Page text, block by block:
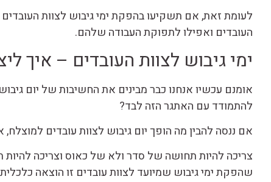
לעומת זאת, אם תשקיעו בהפקת ימי גיבוש לצוות
העובדים ואפילו לתפוקת העבודה שלהם.
ימי גיבוש לצוות העובדים – איך
אומנם עכשיו אנחנו כבר מבינים את החשיבות של יום
להתמודד עם האתגר הזה לבד?
אם ננסה להבין מה הופך יום גיבוש לצוות עובדים
צריכה להיות תחושה של סדר ולא של כאוס וצריכה
שהפקת ימי גיבוש שמיועד לצוות עובדים זו הוצאה